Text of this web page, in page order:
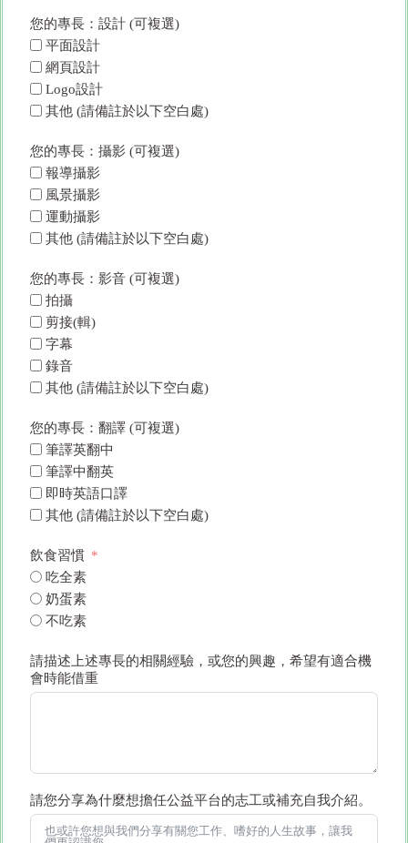
您的專長：設計 (可複選)
平面設計
網頁設計
Logo設計
其他 (請備註於以下空白處)
您的專長：攝影 (可複選)
報導攝影
風景攝影
運動攝影
其他 (請備註於以下空白處)
您的專長：影音 (可複選)
拍攝
剪接(輯)
字幕
錄音
其他 (請備註於以下空白處)
您的專長：翻譯 (可複選)
筆譯英翻中
筆譯中翻英
即時英語口譯
其他 (請備註於以下空白處)
飲食習慣
吃全素
奶蛋素
不吃素
請描述上述專長的相關經驗，或您的興趣，希望有適合機
會時能借重
請您分享為什麼想擔任公益平台的志工或補充自我介紹。